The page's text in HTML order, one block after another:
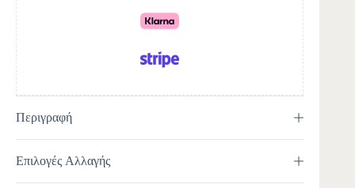
e
:
Περιγραφή
Επιλογές Αλλαγής